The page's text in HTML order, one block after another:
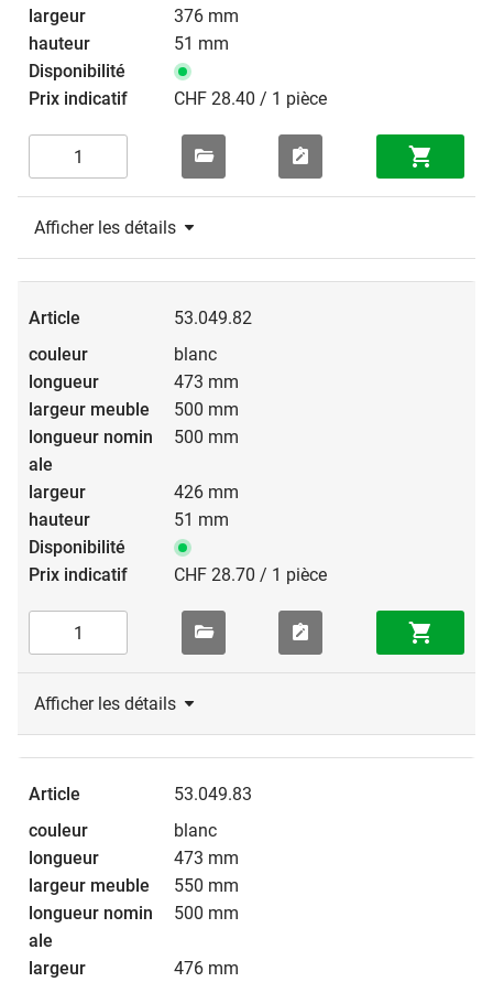
376 mm
51 mm
CHF 28.40 / 1 pièce
Afficher les détails
53.049.82
blanc
473 mm
500 mm
500 mm
426 mm
51 mm
CHF 28.70 / 1 pièce
Afficher les détails
53.049.83
blanc
473 mm
550 mm
500 mm
476 mm